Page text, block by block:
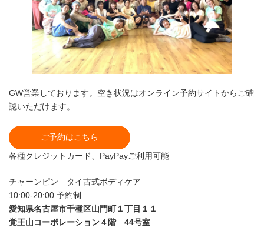
GW営業しております。空き状況はオンライン予約サイトからご確
認いただけます。
ご予約はこちら
各種クレジットカード、PayPayご利用可能
チャーンピン タイ古式ボディケア
10:00-20:00 予約制
愛知県名古屋市千種区山門町１丁目１１
覚王山コーポレーション４階 44号室